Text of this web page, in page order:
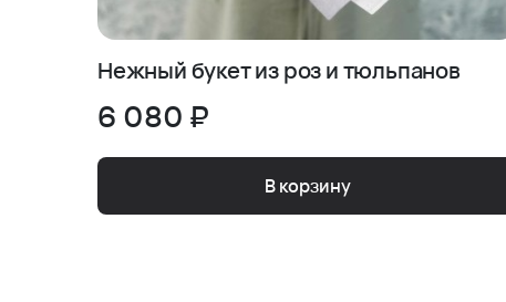
Нежный букет из роз и тюльпанов
6 080 ₽
В корзину